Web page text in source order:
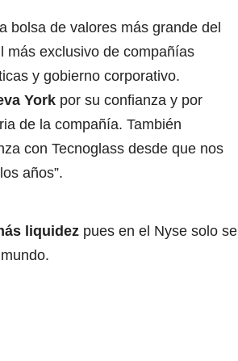
bolsa de valores más grande del
más exclusivo de compañías
y gobierno corporativo.
York por su confianza y por
de la compañía. También
con Tecnoglass desde que nos
años”.
liquidez pues en el Nyse solo se